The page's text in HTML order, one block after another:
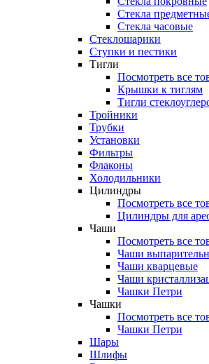
Стекла
Стекла часовые
Стеклошарики
Ступки и пестики
Тигли
Посмотреть все
Крышки к тиглям
Тигли
Тройники
Трубки
Установки
Фильтры
Флаконы
Холодильники
Цилиндры
Посмотреть все
Цилиндры для
Чаши
Посмотреть все
Чаши
Чаши кварцевые
Чаши
Чашки Петри
Чашки
Посмотреть все
Чашки Петри
Шары
Шлифы